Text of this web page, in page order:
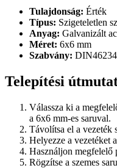
Tulajdonság: Érték
Típus: Szigeteletlen
Anyag: Galvanizált
Méret: 6x6 mm
Szabvány: DIN46234
Telepítési
Válassza ki a
a 6x6 mm-es saruval.
Távolítsa el a vezeték
Helyezze a vezetéket
Használjon megfelelő
Rögzítse a szemes